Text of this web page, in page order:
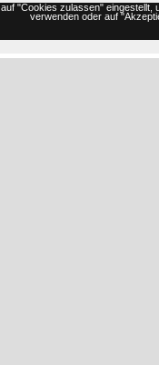
"Cookies zulassen"
verwenden oder auf